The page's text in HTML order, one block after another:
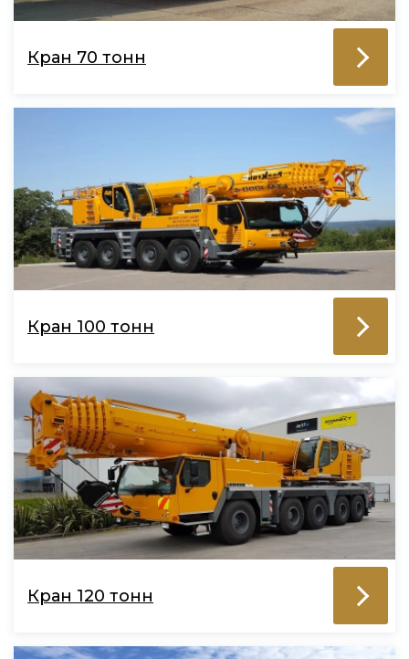
Кран 70 тонн
Кран 100 тонн
Кран 120 тонн